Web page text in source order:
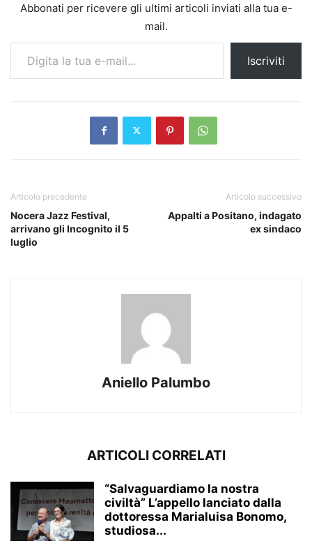
Abbonati per ricevere gli ultimi articoli inviati alla tua e-
mail.
Digita la tua e-mail...
Iscriviti
Articolo precedente
Nocera Jazz Festival,
arrivano gli Incognito il 5
luglio
Articolo successivo
Appalti a Positano, indagato
ex sindaco
Aniello Palumbo
ARTICOLI CORRELATI
“Salvaguardiamo la nostra
civiltà” L’appello lanciato dalla
dottoressa Marialuisa Bonomo,
studiosa...